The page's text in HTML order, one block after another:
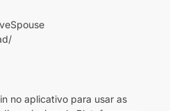
no aplicativo para usar as